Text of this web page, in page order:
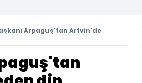
Arpaguş'tan Artvin'de